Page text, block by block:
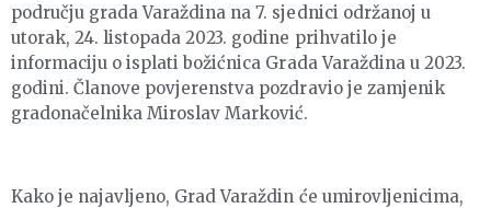
području grada Varaždina na 7. sjednici održanoj u
utorak, 24. listopada 2023. godine prihvatilo je
informaciju o isplati božićnica Grada Varaždina u 2023.
godini. Članove povjerenstva pozdravio je zamjenik
gradonačelnika Miroslav Marković.
Kako je najavljeno, Grad Varaždin će umirovljenicima,